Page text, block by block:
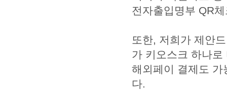
전자출입명부 QR
또한, 저희가 제안
가 키오스크 하나
해외페이 결제도
다.